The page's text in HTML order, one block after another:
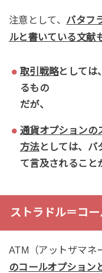
注意として、 バタフ
ルと書いている文献
取引戦略としては
るもの
だが、
通貨オプションの
方法としては、バ
て言及されること
ストラドル＝コ
ATM（アットザマネ
のコールオプション